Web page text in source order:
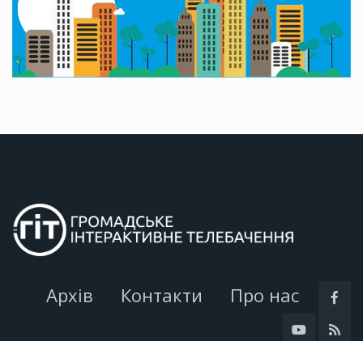
Архів Контакти Про нас